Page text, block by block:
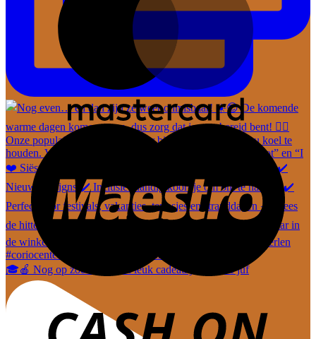
🎓🍎 Nog op zoek naar een leuk cadeautje voor de juf